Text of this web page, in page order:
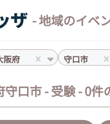
- 地域のイベ
阪府 守口市
守口市 - 受験 - 0件